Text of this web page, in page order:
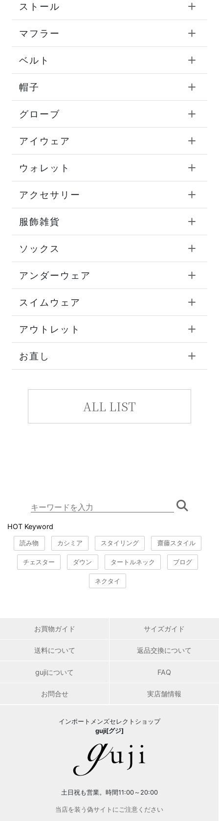
ストール
マフラー
ベルト
帽子
グローブ
アイウェア
ウォレット
アクセサリー
服飾雑貨
ソックス
アンダーウェア
スイムウェア
アウトレット
お直し
ALL LIST
HOT Keyword
読み物 カシミア スタイリング 齋藤スタイル
チェスター ダウン タートルネック ブログ
ネクタイ
お買物ガイド サイズガイド
送料について 返品交換について
gujiについて FAQ
お問合せ 実店舗情報
インポートメンズセレクトショップ
guji[グジ]
土日祝も営業。時間11:00～20:00
当店を装う偽サイトにご注意ください